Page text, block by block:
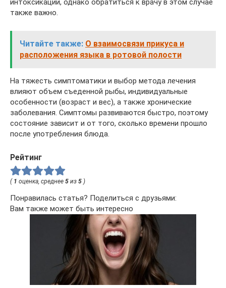
интоксикации, однако обратиться к врачу в этом случае
также важно.
Читайте также: О взаимосвязи прикуса и
расположения языка в ротовой полости
На тяжесть симптоматики и выбор метода лечения
влияют объем съеденной рыбы, индивидуальные
особенности (возраст и вес), а также хронические
заболевания. Симптомы развиваются быстро, поэтому
состояние зависит и от того, сколько времени прошло
после употребления блюда.
Рейтинг
( 1 оценка, среднее 5 из 5 )
Понравилась статья? Поделиться с друзьями:
Вам также может быть интересно